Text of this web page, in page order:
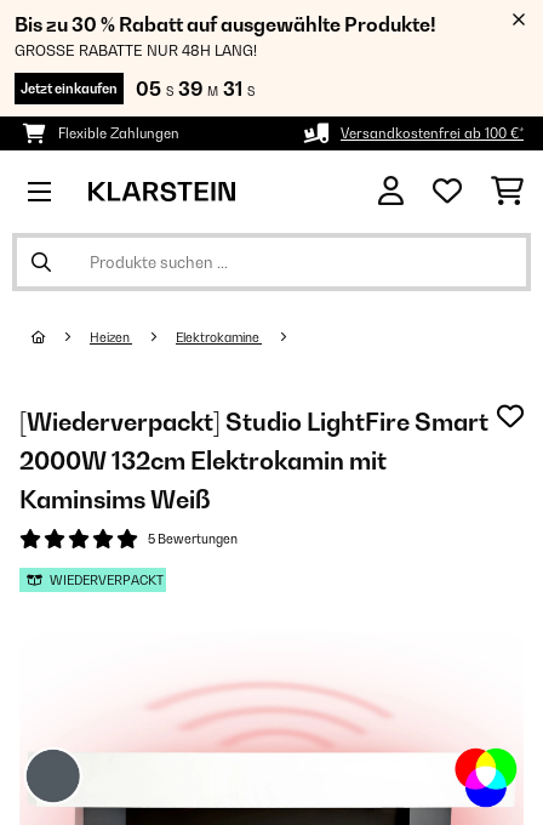
Bis zu 30 % Rabatt auf ausgewählte Produkte!
GROSSE RABATTE NUR 48H LANG!
Jetzt einkaufen 05 S 39 M 31 S
Flexible Zahlungen Versandkostenfrei ab 100 €*
Heizen Elektrokamine
[Wiederverpackt] Studio LightFire Smart
2000W 132cm Elektrokamin​ mit
Kaminsims Weiß
5 Bewertungen
WIEDERVERPACKT